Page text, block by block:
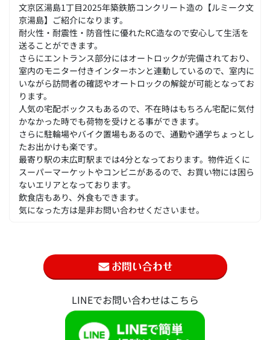
文京区湯島1丁目2025年築鉄筋コンクリート造の【ルミーク文
京湯島】ご紹介になります。
耐火性・耐震性・防音性に優れたRC造なので安心して生活を
送ることができます。
さらにエントランス部分にはオートロックが完備されており、
室内のモニター付きインターホンと連動しているので、室内に
いながら訪問者の確認やオートロックの解錠が可能となってお
ります。
人気の宅配ボックスもあるので、不在時はもちろん宅配に気付
かなかった時でも荷物を受けとる事ができます。
さらに駐輪場やバイク置場もあるので、通勤や通学ちょっとし
たお出かけも楽です。
最寄り駅の末広町駅までは4分となっております。物件近くに
スーパーマーケットやコンビニがあるので、お買い物には困ら
ないエリアとなっております。
飲食店もあり、外食もできます。
気になった方は是非お問い合わせくださいませ。
LINEでお問い合わせはこちら